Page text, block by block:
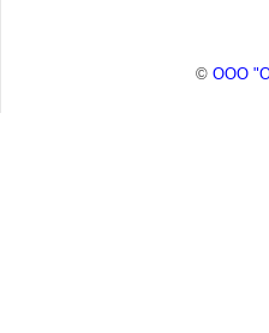
© ООО